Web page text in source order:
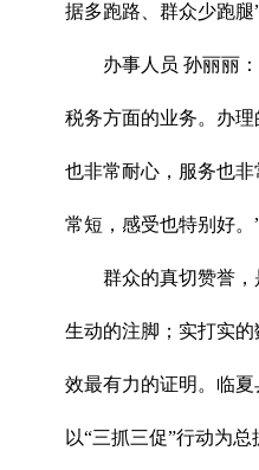
据多跑路、群众少跑腿
办事人员 孙丽丽
税务方面的业务。办
也非常耐心，服务也
常短，感受也特别好。
群众的真切赞誉，
生动的注脚；实打实
效最有力的证明。临
以“三抓三促”行动为